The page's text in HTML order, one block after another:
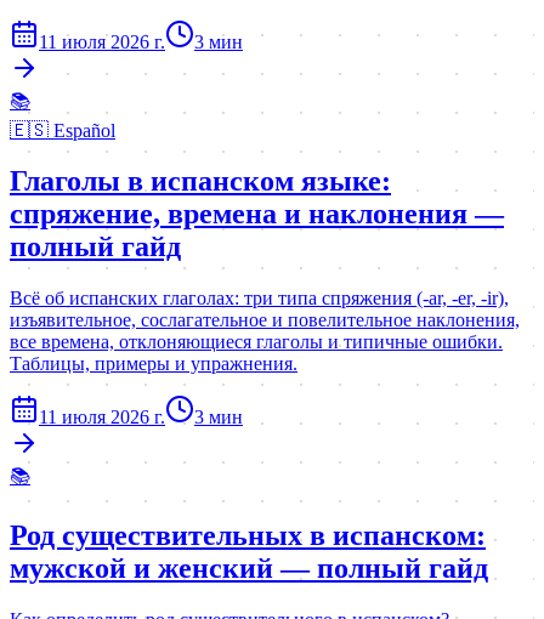
11 июля 2026 г. 3 мин
📚
🇪🇸 Español
Глаголы в испанском языке:
спряжение, времена и наклонения —
полный гайд
Всё об испанских глаголах: три типа спряжения (-ar, -er, -ir),
изъявительное, сослагательное и повелительное наклонения,
все времена, отклоняющиеся глаголы и типичные ошибки.
Таблицы, примеры и упражнения.
11 июля 2026 г. 3 мин
📚
Род существительных в испанском:
мужской и женский — полный гайд